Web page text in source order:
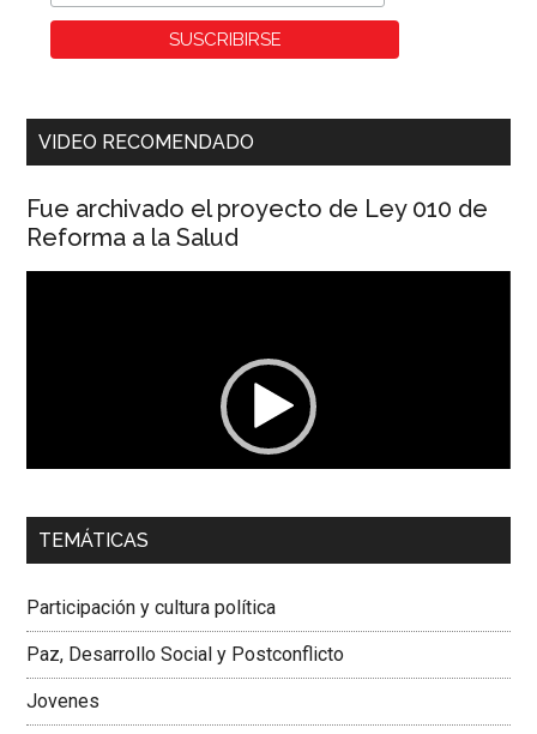
VIDEO RECOMENDADO
Fue archivado el proyecto de Ley 010 de
Reforma a la Salud
00:00 01:04
Dra. Carolina Corcho Mejía,Presidenta Corporación
Colombiana
TEMÁTICAS
Participación y cultura política
Paz, Desarrollo Social y Postconflicto
Jovenes